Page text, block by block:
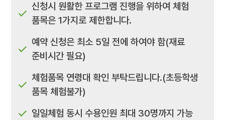
신청시 원활한 프로그램 진행을 위하여 체험
품목은 1가지로 제한합니다.
예약 신청은 최소 5일 전에 하여야 함(재료
준비시간 필요)
체험품목 연령대 확인 부탁드립니다.(초등학생
품목 체험불가)
일일체험 동시 수용인원 최대 30명까지 가능